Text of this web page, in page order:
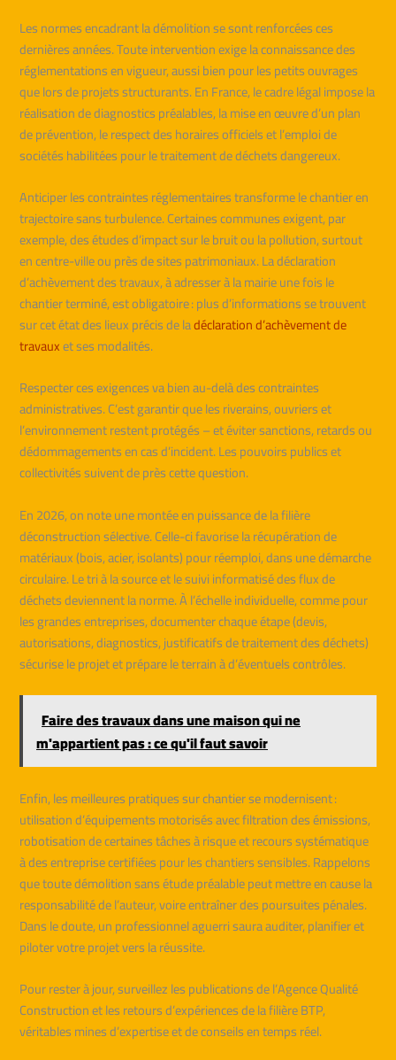
Les normes encadrant la démolition se sont renforcées ces
dernières années. Toute intervention exige la connaissance des
réglementations en vigueur, aussi bien pour les petits ouvrages
que lors de projets structurants. En France, le cadre légal impose la
réalisation de diagnostics préalables, la mise en œuvre d’un plan
de prévention, le respect des horaires officiels et l’emploi de
sociétés habilitées pour le traitement de déchets dangereux.
Anticiper les contraintes réglementaires transforme le chantier en
trajectoire sans turbulence. Certaines communes exigent, par
exemple, des études d’impact sur le bruit ou la pollution, surtout
en centre-ville ou près de sites patrimoniaux. La déclaration
d’achèvement des travaux, à adresser à la mairie une fois le
chantier terminé, est obligatoire : plus d’informations se trouvent
sur cet état des lieux précis de ladéclaration d’achèvement de
travauxet ses modalités.
Respecter ces exigences va bien au-delà des contraintes
administratives. C’est garantir que les riverains, ouvriers et
l’environnement restent protégés – et éviter sanctions, retards ou
dédommagements en cas d’incident. Les pouvoirs publics et
collectivités suivent de près cette question.
En 2026, on note une montée en puissance de la filière
déconstruction sélective. Celle-ci favorise la récupération de
matériaux (bois, acier, isolants) pour réemploi, dans une démarche
circulaire. Le tri à la source et le suivi informatisé des flux de
déchets deviennent la norme. À l’échelle individuelle, comme pour
les grandes entreprises, documenter chaque étape (devis,
autorisations, diagnostics, justificatifs de traitement des déchets)
sécurise le projet et prépare le terrain à d’éventuels contrôles.
Faire des travaux dans une maison qui ne
m'appartient pas : ce qu'il faut savoir
Enfin, les meilleures pratiques sur chantier se modernisent :
utilisation d’équipements motorisés avec filtration des émissions,
robotisation de certaines tâches à risque et recours systématique
à des entreprise certifiées pour les chantiers sensibles. Rappelons
que toute démolition sans étude préalable peut mettre en cause la
responsabilité de l’auteur, voire entraîner des poursuites pénales.
Dans le doute, un professionnel aguerri saura auditer, planifier et
piloter votre projet vers la réussite.
Pour rester à jour, surveillez les publications de l’Agence Qualité
Construction et les retours d’expériences de la filière BTP,
véritables mines d’expertise et de conseils en temps réel.